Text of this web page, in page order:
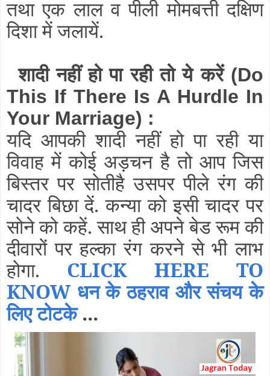
तथा एक लाल व पीली मोमबत्ती दक्षिण
दिशा में जलायें.
शादी नहीं हो पा रही तो ये करें (Do
This If There Is A Hurdle In
Your Marriage) :
यदि आपकी शादी नहीं हो पा रही या
विवाह में कोई अड़चन है तो आप जिस
बिस्तर पर सोतीहै उसपर पीले रंग की
चादर बिछा दें. कन्या को इसी चादर पर
सोने को कहें. साथ ही अपने बेड रूम की
दीवारों पर हल्का रंग करने से भी लाभ
होगा. CLICK HERE TO
KNOW धन के ठहराव और संचय के
लिए टोटके...